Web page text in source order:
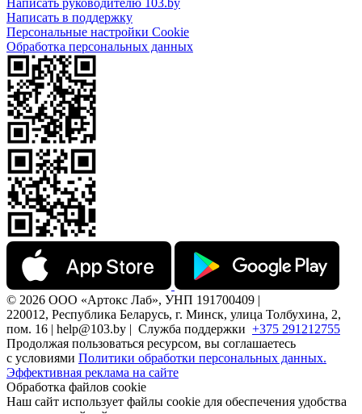
Написать в поддержку
Персональные настройки Cookie
Обработка персональных данных
© 2026 ООО «Артокс Лаб», УНП 191700409 |
220012, Республика Беларусь, г. Минск, улица Толбухина, 2,
пом. 16 | help@103.by | Служба поддержки +375 291212755
Продолжая пользоваться ресурсом, вы соглашаетесь
с условиями Политики обработки персональных данных.
Эффективная реклама на сайте
Обработка файлов cookie
Наш сайт использует файлы cookie для обеспечения удобства